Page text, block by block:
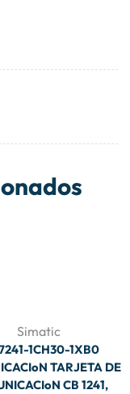
Simatic
1CH30-1XB0
TARJETA DE
CB 1241,